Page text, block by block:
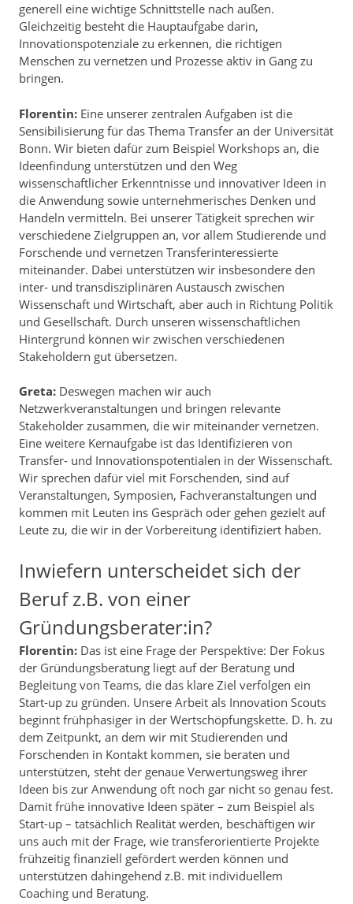
generell eine wichtige Schnittstelle nach außen.
Gleichzeitig besteht die Hauptaufgabe darin,
Innovationspotenziale zu erkennen, die richtigen
Menschen zu vernetzen und Prozesse aktiv in Gang zu
bringen.
Florentin: Eine unserer zentralen Aufgaben ist die
Sensibilisierung für das Thema Transfer an der Universität
Bonn. Wir bieten dafür zum Beispiel Workshops an, die
Ideenfindung unterstützen und den Weg
wissenschaftlicher Erkenntnisse und innovativer Ideen in
die Anwendung sowie unternehmerisches Denken und
Handeln vermitteln. Bei unserer Tätigkeit sprechen wir
verschiedene Zielgruppen an, vor allem Studierende und
Forschende und vernetzen Transferinteressierte
miteinander. Dabei unterstützen wir insbesondere den
inter- und transdisziplinären Austausch zwischen
Wissenschaft und Wirtschaft, aber auch in Richtung Politik
und Gesellschaft. Durch unseren wissenschaftlichen
Hintergrund können wir zwischen verschiedenen
Stakeholdern gut übersetzen.
Greta: Deswegen machen wir auch
Netzwerkveranstaltungen und bringen relevante
Stakeholder zusammen, die wir miteinander vernetzen.
Eine weitere Kernaufgabe ist das Identifizieren von
Transfer- und Innovationspotentialen in der Wissenschaft.
Wir sprechen dafür viel mit Forschenden, sind auf
Veranstaltungen, Symposien, Fachveranstaltungen und
kommen mit Leuten ins Gespräch oder gehen gezielt auf
Leute zu, die wir in der Vorbereitung identifiziert haben.
Inwiefern unterscheidet sich der
Beruf z.B. von einer
Gründungsberater:in?
Florentin: Das ist eine Frage der Perspektive: Der Fokus
der Gründungsberatung liegt auf der Beratung und
Begleitung von Teams, die das klare Ziel verfolgen ein
Start-up zu gründen. Unsere Arbeit als Innovation Scouts
beginnt frühphasiger in der Wertschöpfungskette. D. h. zu
dem Zeitpunkt, an dem wir mit Studierenden und
Forschenden in Kontakt kommen, sie beraten und
unterstützen, steht der genaue Verwertungsweg ihrer
Ideen bis zur Anwendung oft noch gar nicht so genau fest.
Damit frühe innovative Ideen später – zum Beispiel als
Start-up – tatsächlich Realität werden, beschäftigen wir
uns auch mit der Frage, wie transferorientierte Projekte
frühzeitig finanziell gefördert werden können und
unterstützen dahingehend z.B. mit individuellem
Coaching und Beratung.